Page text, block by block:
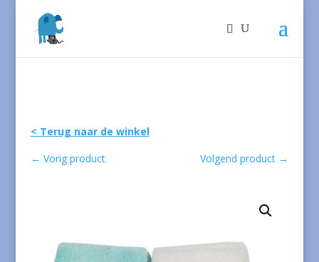
< Terug naar de winkel
← Vorig product Volgend product →